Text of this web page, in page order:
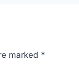
marked *